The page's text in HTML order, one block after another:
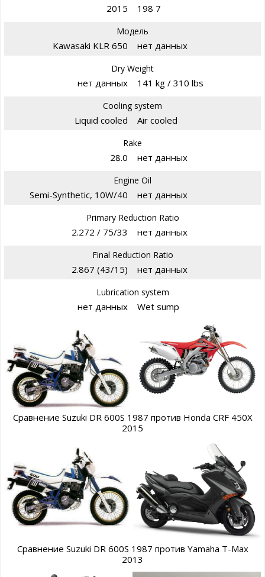
2015 198 7
Модель
Kawasaki KLR 650 нет данных
Dry Weight
нет данных 141 kg / 310 lbs
Cooling system
Liquid cooled Air cooled
Rake
28.0 нет данных
Engine Oil
Semi-Synthetic, 10W/40 нет данных
Primary Reduction Ratio
2.272 / 75/33 нет данных
Final Reduction Ratio
2.867 (43/15) нет данных
Lubrication system
нет данных Wet sump
Сравнение Suzuki DR 600S 1987 против Honda CRF 450X
2015
Сравнение Suzuki DR 600S 1987 против Yamaha T-Max
2013